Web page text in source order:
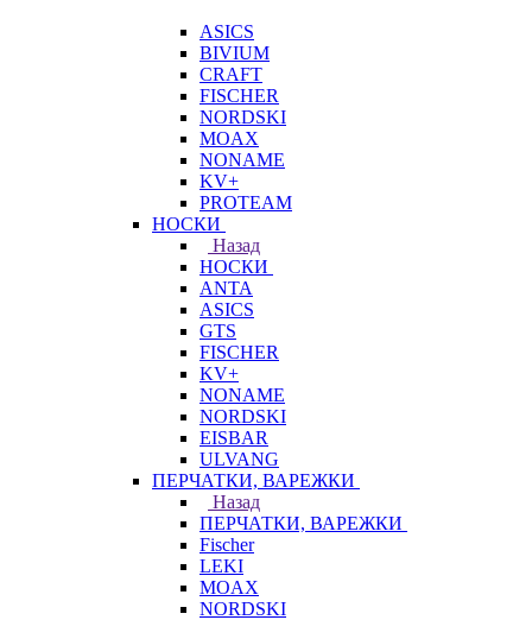
ASICS
BIVIUM
CRAFT
FISCHER
NORDSKI
MOAX
NONAME
KV+
PROTEAM
НОСКИ
Назад
НОСКИ
ANTA
ASICS
GTS
FISCHER
KV+
NONAME
NORDSKI
EISBAR
ULVANG
ПЕРЧАТКИ, ВАРЕЖКИ
Назад
ПЕРЧАТКИ, ВАРЕЖКИ
Fischer
LEKI
MOAX
NORDSKI